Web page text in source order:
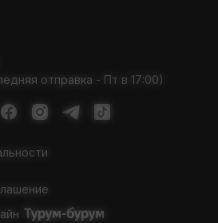
отправка - Пт в 17:00)